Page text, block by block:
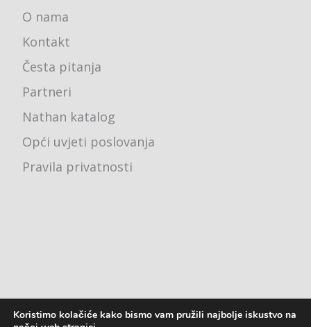
O nama
Kontakt
Česta pitanja
Partneri
Nathan katalog
Opći uvjeti poslovanja
Pravila privatnosti
Koristimo kolačiće kako bismo vam pružili najbolje iskustvo na